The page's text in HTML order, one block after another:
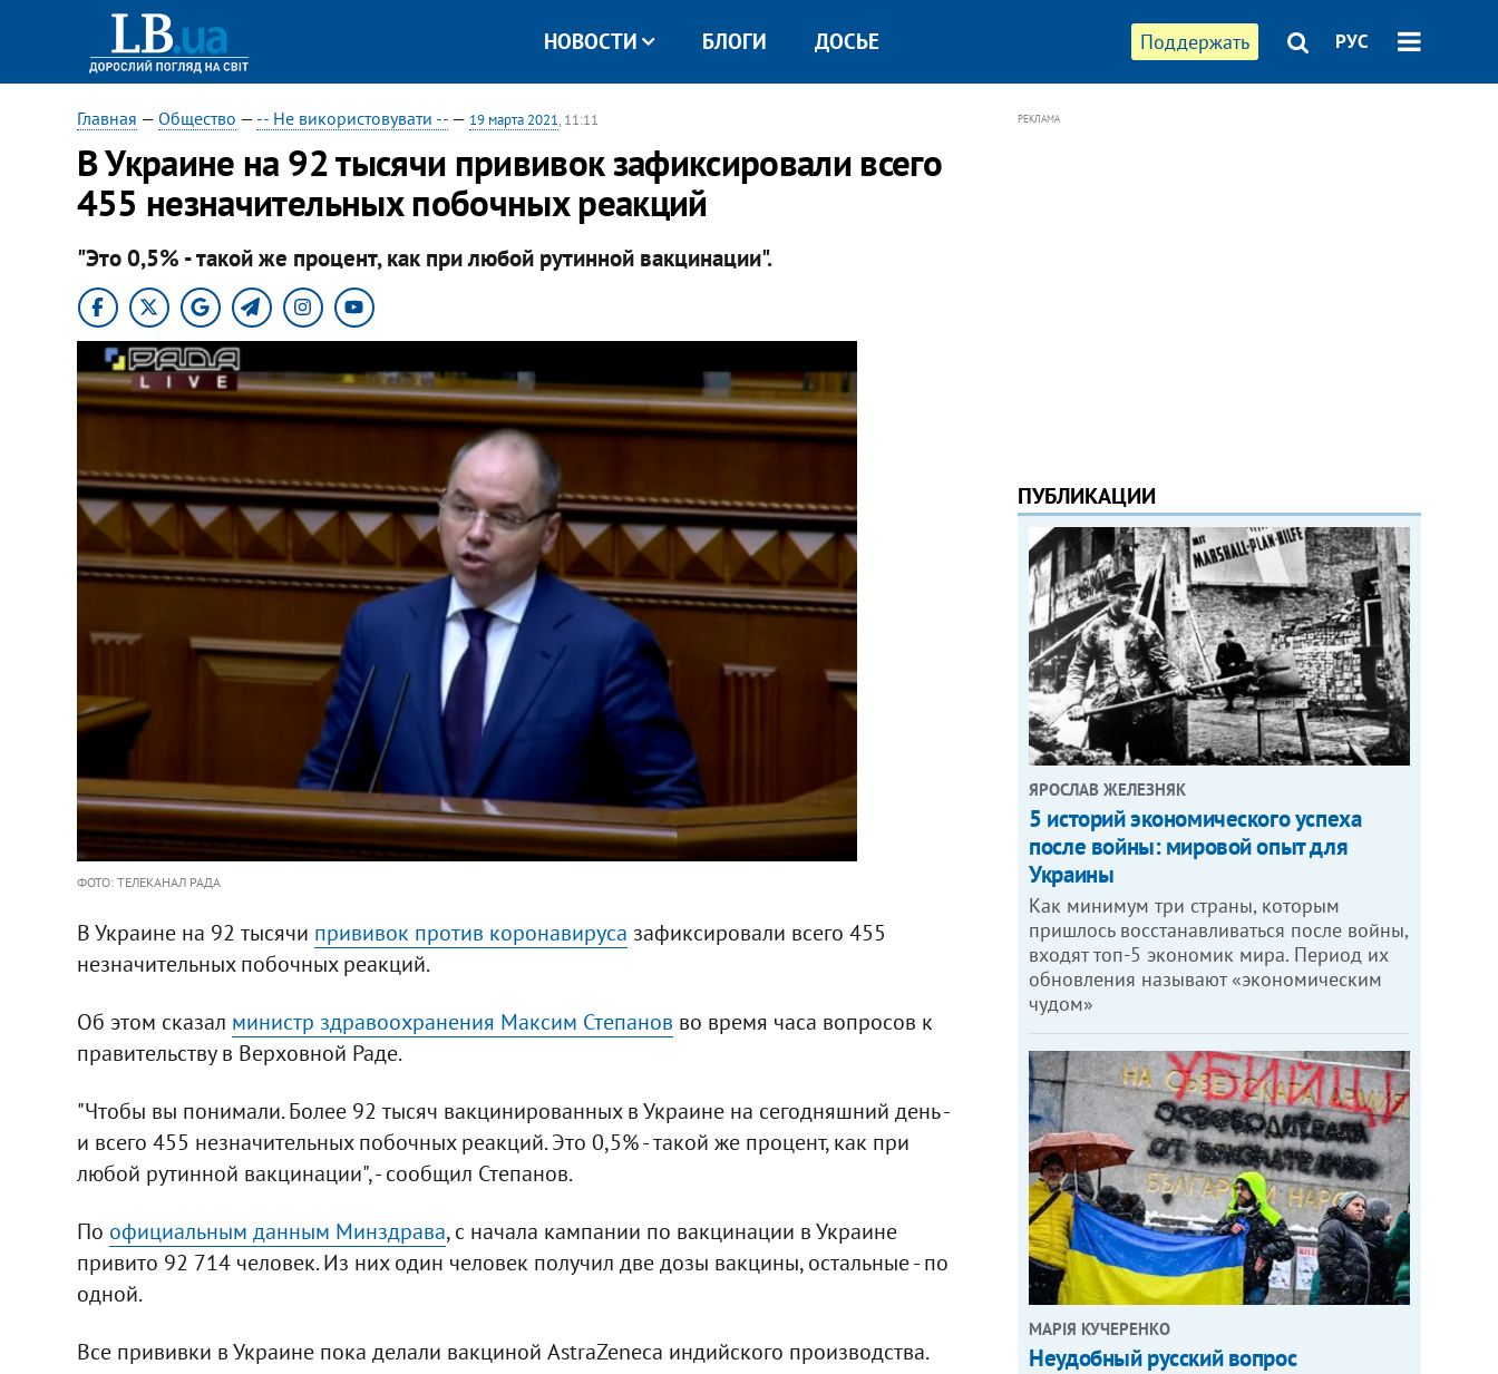
Поддержать РУС
НОВОСТИ БЛОГИ ДОСЬЕ
Главная — Общество — -- Не використовувати --— 19 марта 2021, 11:11
В Украине на 92 тысячи прививок зафиксировали всего
455 незначительных побочных реакций
"Это 0,5% - такой же процент, как при любой рутинной вакцинации".
ФОТО: ТЕЛЕКАНАЛ РАДА
В Украине на 92 тысячи прививок против коронавируса зафиксировали всего 455
незначительных побочных реакций.
Об этом сказал министр здравоохранения Максим Степанов во время часа вопросов к
правительству в Верховной Раде.
"Чтобы вы понимали. Более 92 тысяч вакцинированных в Украине на сегодняшний день -
и всего 455 незначительных побочных реакций. Это 0,5% - такой же процент, как при
любой рутинной вакцинации", - сообщил Степанов.
По официальным данным Минздрава, с начала кампании по вакцинации в Украине
привито 92 714 человек. Из них один человек получил две дозы вакцины, остальные - по
одной.
Все прививки в Украине пока делали вакциной AstraZeneca индийского производства.
РЕКЛАМА
ПУБЛИКАЦИИ
ЯРОСЛАВ ЖЕЛЕЗНЯК
5 историй экономического успеха
после войны: мировой опыт для
Украины
Как минимум три страны, которым
пришлось восстанавливаться после войны,
входят топ-5 экономик мира. Период их
обновления называют «экономическим
чудом»
МАРІЯ КУЧЕРЕНКО
​Неудобный русский вопрос